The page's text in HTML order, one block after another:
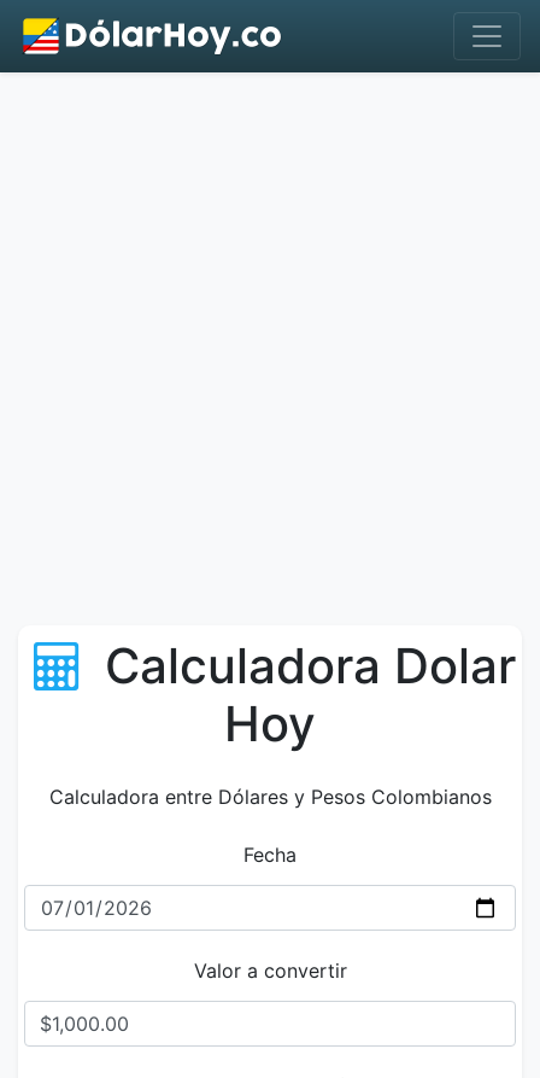
Calculadora Dolar
Hoy
Calculadora entre Dólares y Pesos Colombianos
Fecha
Valor a convertir